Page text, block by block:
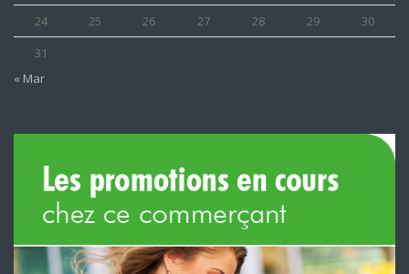
24
25 26 27 28 29
30
31
« Mar